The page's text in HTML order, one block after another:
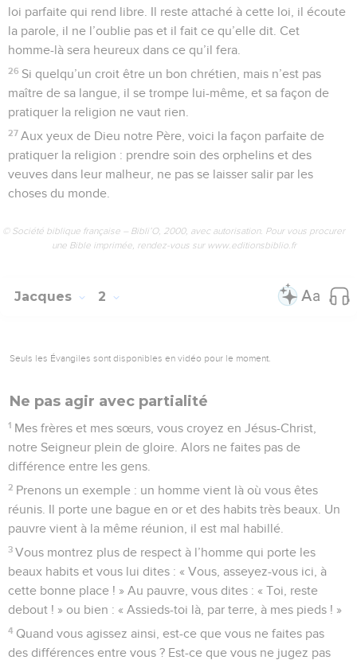
loi parfaite qui rend libre. Il reste attaché à cette loi, il écoute
la parole, il ne l’oublie pas et il fait ce qu’elle dit. Cet
homme-là sera heureux dans ce qu’il fera.
26 Si quelqu’un croit être un bon chrétien, mais n’est pas
maître de sa langue, il se trompe lui-même, et sa façon de
pratiquer la religion ne vaut rien.
27 Aux yeux de Dieu notre Père, voici la façon parfaite de
pratiquer la religion : prendre soin des orphelins et des
veuves dans leur malheur, ne pas se laisser salir par les
choses du monde.
© Société biblique française – Bibli’O, 2000, avec autorisation. Pour vous procurer
une Bible imprimée, rendez-vous sur www.editionsbiblio.fr
Jacques 2
Seuls les Évangiles sont disponibles en vidéo pour le moment.
Ne pas agir avec partialité
1 Mes frères et mes sœurs, vous croyez en Jésus-Christ,
notre Seigneur plein de gloire. Alors ne faites pas de
différence entre les gens.
2 Prenons un exemple : un homme vient là où vous êtes
réunis. Il porte une bague en or et des habits très beaux. Un
pauvre vient à la même réunion, il est mal habillé.
3 Vous montrez plus de respect à l’homme qui porte les
beaux habits et vous lui dites : « Vous, asseyez-vous ici, à
cette bonne place ! » Au pauvre, vous dites : « Toi, reste
debout ! » ou bien : « Assieds-toi là, par terre, à mes pieds ! »
4 Quand vous agissez ainsi, est-ce que vous ne faites pas
des différences entre vous ? Est-ce que vous ne jugez pas